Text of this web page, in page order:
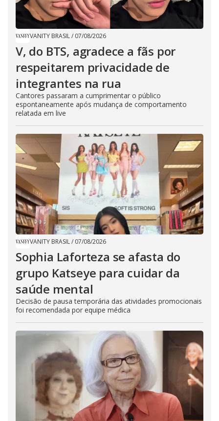
VANITY BRASIL/ 07/08/2026
V, do BTS, agradece a fãs por
respeitarem privacidade de
integrantes na rua
Cantores passaram a cumprimentar o público
espontaneamente após mudança de comportamento
relatada em live
VANITY BRASIL/ 07/08/2026
Sophia Laforteza se afasta do
grupo Katseye para cuidar da
saúde mental
Decisão de pausa temporária das atividades promocionais
foi recomendada por equipe médica